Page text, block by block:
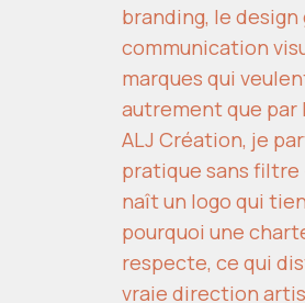
branding, le
communication
marques qui
autrement que par
ALJ Création, je
pratique sans
naît un logo qui
pourquoi une
respecte, ce qui
vraie direction